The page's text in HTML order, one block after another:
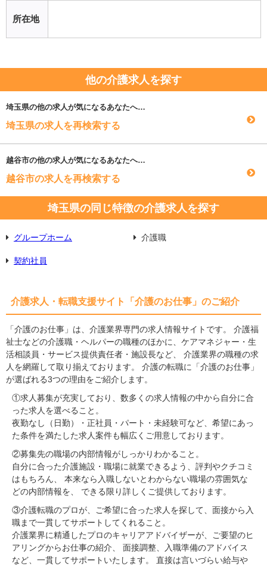
所在地
他の介護求人を探す
埼玉県の他の求人が気になるあなたへ…
埼玉県の求人を再検索する
越谷市の他の求人が気になるあなたへ…
越谷市の求人を再検索する
埼玉県の同じ特徴の介護求人を探す
グループホーム 介護職
契約社員
介護求人・転職支援サイト「介護のお仕事」のご紹介
「介護のお仕事」は、介護業界専門の求人情報サイトです。 介護福
祉士などの介護職・ヘルパーの職種のほかに、ケアマネジャー・生
活相談員・サービス提供責任者・施設長など、 介護業界の職種の求
人を網羅して取り揃えております。 介護の転職に「介護のお仕事」
が選ばれる3つの理由をご紹介します。
①求人募集が充実しており、数多くの求人情報の中から自分に合
った求人を選べること。
夜勤なし（日勤）・正社員・パート・未経験可など、希望にあっ
た条件を満たした求人案件も幅広くご用意しております。
②募集先の職場の内部情報がしっかりわかること。
自分に合った介護施設・職場に就業できるよう、評判やクチコミ
はもちろん、 本来なら入職しないとわからない職場の雰囲気な
どの内部情報を、 できる限り詳しくご提供しております。
③介護転職のプロが、ご希望に合った求人を探して、面接から入
職まで一貫してサポートしてくれること。
介護業界に精通したプロのキャリアアドバイザーが、ご要望のヒ
アリングからお仕事の紹介、 面接調整、入職準備のアドバイス
など、一貫してサポートいたします。 直接は言いづらい給与や